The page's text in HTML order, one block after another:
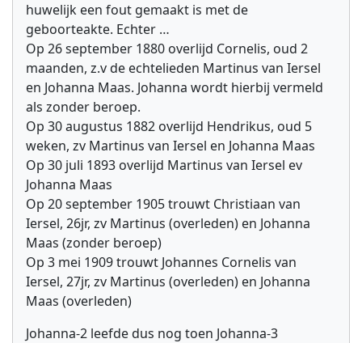
huwelijk een fout gemaakt is met de
geboorteakte. Echter …
Op 26 september 1880 overlijd Cornelis, oud 2
maanden, z.v de echtelieden Martinus van Iersel
en Johanna Maas. Johanna wordt hierbij vermeld
als zonder beroep.
Op 30 augustus 1882 overlijd Hendrikus, oud 5
weken, zv Martinus van Iersel en Johanna Maas
Op 30 juli 1893 overlijd Martinus van Iersel ev
Johanna Maas
Op 20 september 1905 trouwt Christiaan van
Iersel, 26jr, zv Martinus (overleden) en Johanna
Maas (zonder beroep)
Op 3 mei 1909 trouwt Johannes Cornelis van
Iersel, 27jr, zv Martinus (overleden) en Johanna
Maas (overleden)
Johanna-2 leefde dus nog toen Johanna-3